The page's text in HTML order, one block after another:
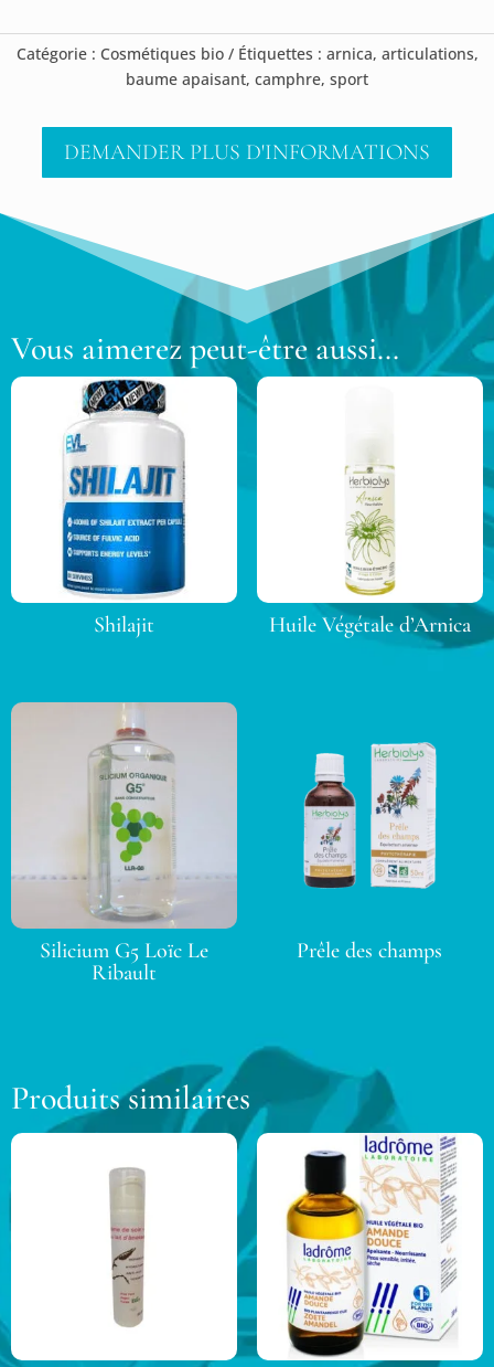
Catégorie : Cosmétiques bio Étiquettes : arnica, articulations,
baume apaisant, camphre, sport
DEMANDER PLUS D'INFORMATIONS
Vous aimerez peut-être aussi…
Shilajit Huile Végétale d’Arnica
Silicium G5 Loïc Le
Ribault
Prêle des champs
Produits similaires